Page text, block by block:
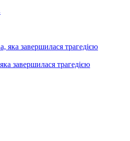
завершилася трагедією